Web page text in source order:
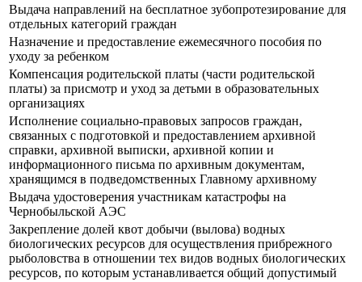
Выдача направлений на бесплатное зубопротезирование для
отдельных категорий граждан
Назначение и предоставление ежемесячного пособия по
уходу за ребенком
Компенсация родительской платы (части родительской
платы) за присмотр и уход за детьми в образовательных
организациях
Исполнение социально-правовых запросов граждан,
связанных с подготовкой и предоставлением архивной
справки, архивной выписки, архивной копии и
информационного письма по архивным документам,
хранящимся в подведомственных Главному архивному
Выдача удостоверения участникам катастрофы на
Чернобыльской АЭС
Закрепление долей квот добычи (вылова) водных
биологических ресурсов для осуществления прибрежного
рыболовства в отношении тех видов водных биологических
ресурсов, по которым устанавливается общий допустимый